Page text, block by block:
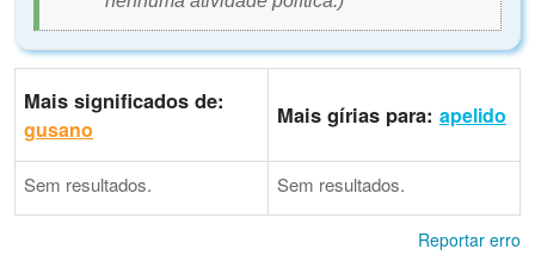
Mais significados de:
gusano
Mais gírias para: apelido
Sem resultados. Sem resultados.
Reportar erro